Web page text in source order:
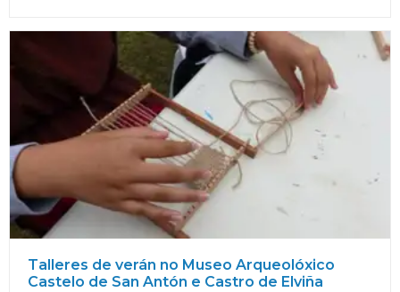
Talleres de verán no Museo Arqueolóxico
Castelo de San Antón e Castro de Elviña